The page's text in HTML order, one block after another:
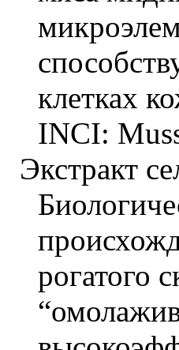
клетках
INCI:
Экстракт
рогатого